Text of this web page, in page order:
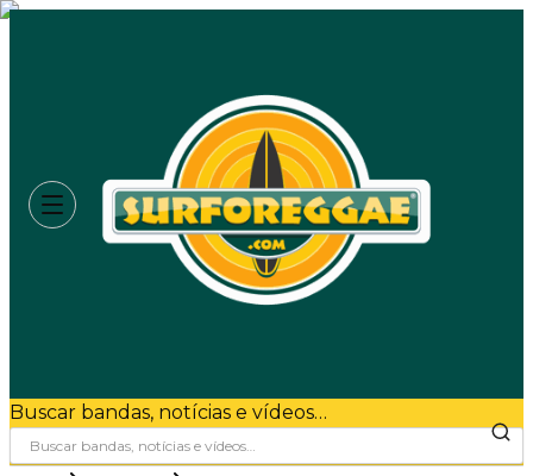
Buscar bandas, notícias e vídeos…